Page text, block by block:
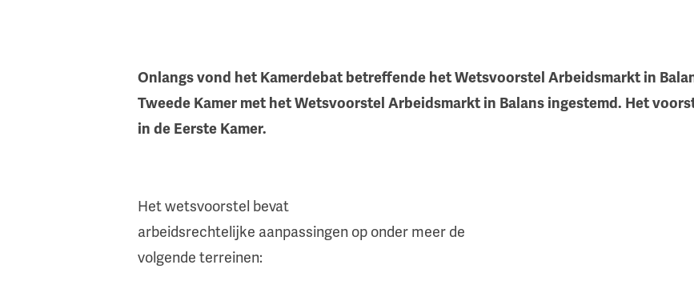
Onlangs vond het Kamerdebat betreffende het Wetsvoorstel Arbeidsmarkt in
Tweede Kamer met het Wetsvoorstel Arbeidsmarkt in Balans ingestemd. Het
in de Eerste Kamer.
Het wetsvoorstel bevat
arbeidsrechtelijke aanpassingen op onder meer de
volgende terreinen: